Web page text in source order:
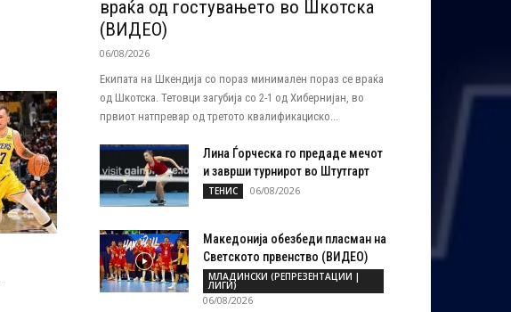
враќа од гостувањето во Шкотска
(ВИДЕО)
06/08/2026
Екипата на Шкендија со пораз минимален пораз се враќа
од Шкотска. Тетовци загубија со 2-1 од Хибернијан, во
првиот натпревар од третото квалификациско...
Лина Ѓорческа го предаде мечот
и заврши турнирот во Штутгарт
ТЕНИС 06/08/2026
Македонија обезбеди пласман на
Светското првенство (ВИДЕО)
МЛАДИНСКИ (РЕПРЕЗЕНТАЦИИ |
ЛИГИ)
06/08/2026